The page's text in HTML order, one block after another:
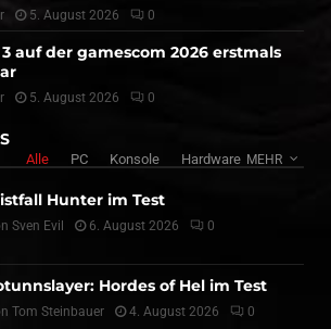
5. August 2026 0
auf der gamescom 2026 erstmals
5. August 2026 0
Alle PC Konsole Hardware MEHR
Hunter im Test
Sven Evil 6. August 2026 0
Hordes of Hel im Test
Tom Steinbauer 4. August 2026 0